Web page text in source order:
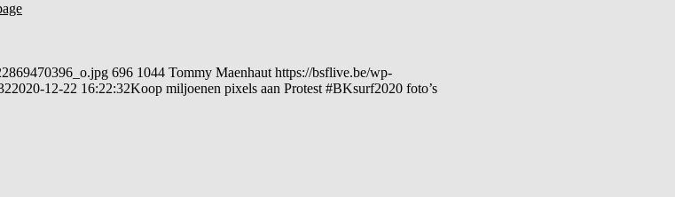
696 1044 Tommy Maenhaut https://bsflive.be/wp-
2020-12-22 16:22:32Koop miljoenen pixels aan Protest #BKsurf2020 foto’s